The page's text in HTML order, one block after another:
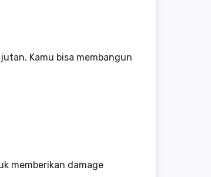
Kamu bisa membangun
memberikan damage